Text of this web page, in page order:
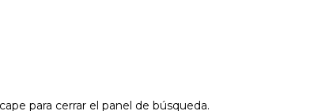
para cerrar el panel de búsqueda.